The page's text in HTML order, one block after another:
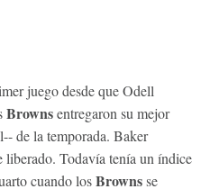
juego desde que Odell
Brownsentregaron su mejor
de la temporada. Baker
Todavía tenía un índice
cuando losBrownsse